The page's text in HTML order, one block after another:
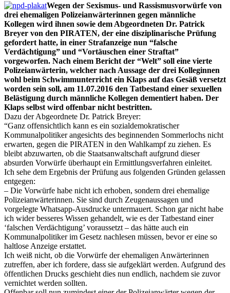
Wegen der Sexismus- und Rassismusvorwürfe von
drei ehemaligen Polizeianwärterinnen gegen männliche
Kollegen wird ihnen sowie dem Abgeordneten Dr. Patrick
Breyer von den PIRATEN, der eine disziplinarische Prüfung
gefordert hatte, in einer Strafanzeige nun “falsche
Verdächtigung” und “Vortäuschen einer Straftat”
vorgeworfen. Nach einem Bericht der “Welt” soll eine vierte
Polizeianwärterin, welcher nach Aussage der drei Kolleginnen
wohl beim Schwimmunterricht ein Klaps auf das Gesäß versetzt
worden sein soll, am 11.07.2016 den Tatbestand einer sexuellen
Belästigung durch männliche Kollegen dementiert haben. Der
Klaps selbst wird offenbar nicht bestritten.
Dazu der Abgeordnete Dr. Patrick Breyer:
“Ganz offensichtlich kann es ein sozialdemokratischer
Kommunalpolitiker angesichts des beginnenden Sommerlochs nicht
erwarten, gegen die PIRATEN in den Wahlkampf zu ziehen. Es
bleibt abzuwarten, ob die Staatsanwaltschaft aufgrund dieser
absurden Vorwürfe überhaupt ein Ermittlungsverfahren einleitet.
Ich sehe dem Ergebnis der Prüfung aus folgenden Gründen gelassen
entgegen:
– Die Vorwürfe habe nicht ich erhoben, sondern drei ehemalige
Polizeianwärterinnen. Sie sind durch Zeugenaussagen und
vorgelegte Whatsapp-Ausdrucke untermauert. Schon gar nicht habe
ich wider besseres Wissen gehandelt, wie es der Tatbestand einer
‘falschen Verdächtigung’ voraussetzt – das hätte auch ein
Kommunalpolitiker im Gesetz nachlesen müssen, bevor er eine so
haltlose Anzeige erstattet.
Ich weiß nicht, ob die Vorwürfe der ehemaligen Anwärterinnen
zutreffen, aber ich fordere, dass sie aufgeklärt werden. Aufgrund des
öffentlichen Drucks geschieht dies nun endlich, nachdem sie zuvor
vernichtet werden sollten.